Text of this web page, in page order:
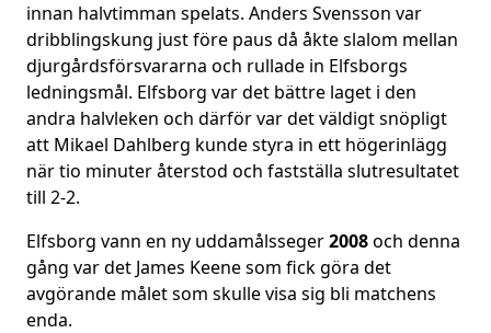
innan halvtimman spelats. Anders Svensson var
dribblingskung just före paus då åkte slalom mellan
djurgårdsförsvararna och rullade in Elfsborgs
ledningsmål. Elfsborg var det bättre laget i den
andra halvleken och därför var det väldigt snöpligt
att Mikael Dahlberg kunde styra in ett högerinlägg
när tio minuter återstod och fastställa slutresultatet
till 2-2.
Elfsborg vann en ny uddamålsseger2008och denna
gång var det James Keene som fick göra det
avgörande målet som skulle visa sig bli matchens
enda.